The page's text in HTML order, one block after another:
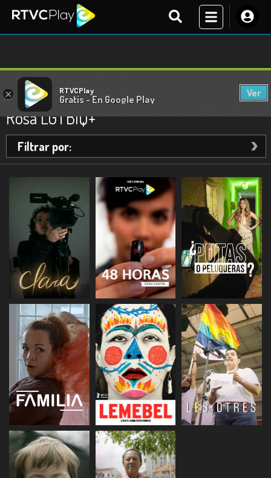
× RTVCPlay
Gratis - En Google Play
Ver
Documentales
Rosa LGTBIQ+
Filtrar por:
ESCUCHAR ESCUCHAR ESCUCHAR
ESCUCHAR ESCUCHAR ESCUCHAR